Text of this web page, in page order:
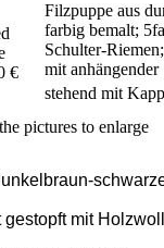
Filzpuppe aus
farbig bemalt;
Schulter-
mit
stehend mit
€
pictures to enlarge
gestopft mit